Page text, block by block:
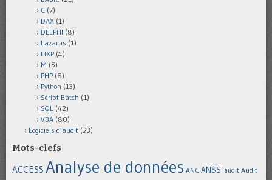
C (7)
DAX (1)
DELPHI (8)
Lazarus (1)
LIXP (4)
M (5)
PHP (6)
Python (13)
Script Batch (1)
SQL (42)
VBA (80)
Logiciels d'audit (23)
Mots-clefs
ACCESS Analyse de données ANC ANSSI audit Audit